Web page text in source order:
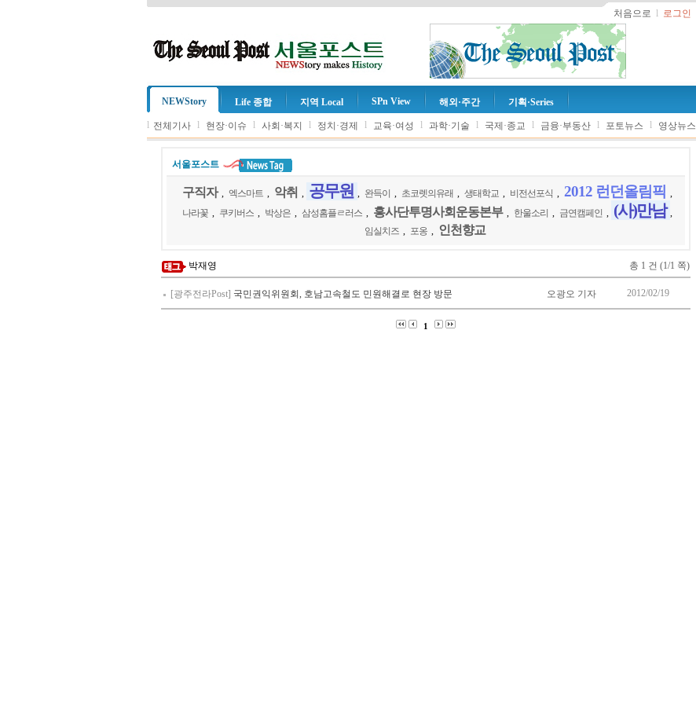
처음으로 l 로그인
NEWStory Life 종합 지역 Local SPn View 해외·주간 기획·Series
l 전체기사 l 현장·이슈 l 사회·복지 l 정치·경제 l 교육·여성 l 과학·기술 l 국제·종교 l 금융·부동산 l 포토뉴스 l 영상뉴스
서울포스트
구직자 엑스마트 악취 공무원 완득이 초코렛의유래 생태학교 비전선포식 2012 런던올림픽
나라꽃
쿠키버스 박상은 삼성홈플ㄹ러스 흥사단투명사회운동본부 한울소리 금연캠페인 (사)만남
임실치즈
포옹 인천향교
박재영 총 1 건 (1/1 쪽)
[광주전라Post] 국민권익위원회, 호남고속철도 민원해결로 현장 방문 오광오 기자 2012/02/19
1